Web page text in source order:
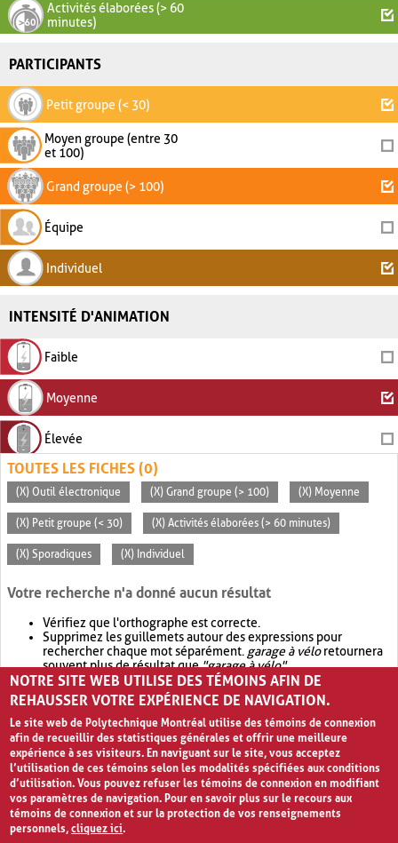
Activités élaborées (> 60
minutes)
PARTICIPANTS
Petit groupe (< 30)
Moyen groupe (entre 30
et 100)
Grand groupe (> 100)
Équipe
Individuel
INTENSITÉ D'ANIMATION
Faible
Moyenne
Élevée
TOUTES LES FICHES (0)
(X) Outil électronique (X) Grand groupe (> 100) (X) Moyenne
(X) Petit groupe (< 30) (X) Activités élaborées (> 60 minutes)
(X) Sporadiques (X) Individuel
Votre recherche n'a donné aucun résultat
Vérifiez que l'orthographe est correcte.
Supprimez les guillemets autour des expressions pour
rechercher chaque mot séparément. garage à véloretournera
souvent plus de résultat que"garage à vélo".
Envisagez d'élargir votre recherche avec OR.garage OR vélo
retournera souvent plus de résultat quegarage à vélo
NOTRE SITE WEB UTILISE DES TÉMOINS AFIN DE
REHAUSSER VOTRE EXPÉRIENCE DE NAVIGATION.
Le site web de Polytechnique Montréal utilise des témoins de connexion
afin de recueillir des statistiques générales et offrir une meilleure
expérience à ses visiteurs. En naviguant sur le site, vous acceptez
l’utilisation de ces témoins selon les modalités spécifiées aux conditions
d’utilisation. Vous pouvez refuser les témoins de connexion en modifiant
vos paramètres de navigation. Pour en savoir plus sur le recours aux
témoins de connexion et sur la protection de vos renseignements
personnels,cliquez ici.